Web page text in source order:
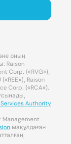
оның
Raison
Corp. («RVG»),
Raison
Corp. («RCA»).
Authority
Management
мақұлдаған